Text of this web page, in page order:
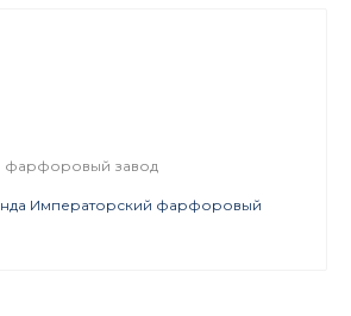
фарфоровый завод
Императорский фарфоровый